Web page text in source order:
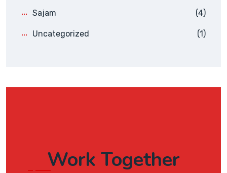
Sajam (4)
Uncategorized (1)
Work Together